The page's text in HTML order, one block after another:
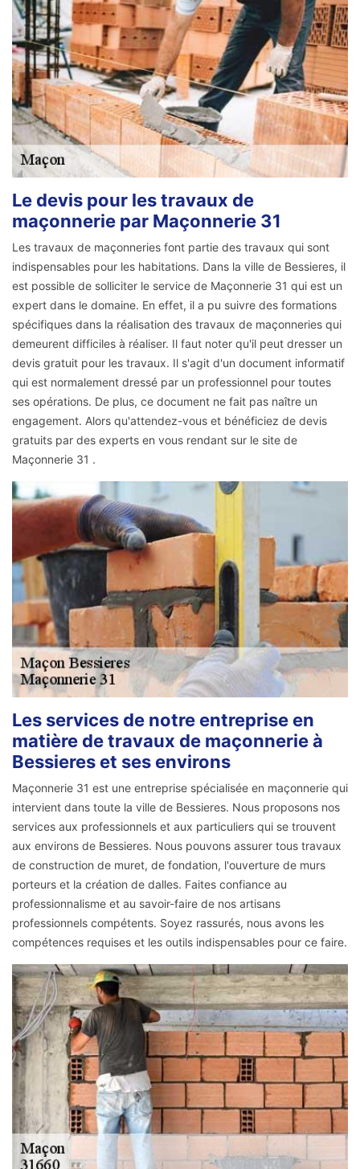
Le devis pour les travaux de
maçonnerie par Maçonnerie 31
Les travaux de maçonneries font partie des travaux qui sont
indispensables pour les habitations. Dans la ville de Bessieres, il
est possible de solliciter le service de Maçonnerie 31 qui est un
expert dans le domaine. En effet, il a pu suivre des formations
spécifiques dans la réalisation des travaux de maçonneries qui
demeurent difficiles à réaliser. Il faut noter qu'il peut dresser un
devis gratuit pour les travaux. Il s'agit d'un document informatif
qui est normalement dressé par un professionnel pour toutes
ses opérations. De plus, ce document ne fait pas naître un
engagement. Alors qu'attendez-vous et bénéficiez de devis
gratuits par des experts en vous rendant sur le site de
Maçonnerie 31 .
Les services de notre entreprise en
matière de travaux de maçonnerie à
Bessieres et ses environs
Maçonnerie 31 est une entreprise spécialisée en maçonnerie qui
intervient dans toute la ville de Bessieres. Nous proposons nos
services aux professionnels et aux particuliers qui se trouvent
aux environs de Bessieres. Nous pouvons assurer tous travaux
de construction de muret, de fondation, l'ouverture de murs
porteurs et la création de dalles. Faites confiance au
professionnalisme et au savoir-faire de nos artisans
professionnels compétents. Soyez rassurés, nous avons les
compétences requises et les outils indispensables pour ce faire.